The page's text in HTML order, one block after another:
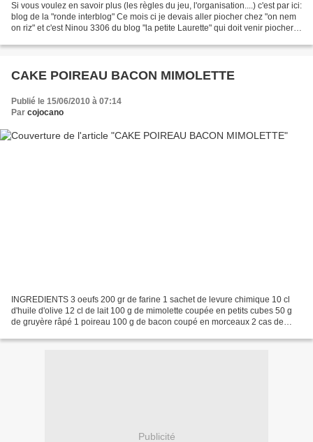
Si vous voulez en savoir plus (les règles du jeu, l'organisation....) c'est par ici:
blog de la "ronde interblog" Ce mois ci je devais aller piocher chez "on nem
on riz" et c'est Ninou 3306 du blog "la petite Laurette" qui doit venir piocher
CAKE POIREAU BACON MIMOLETTE
Publié le 15/06/2010 à 07:14
Par cojocano
INGREDIENTS 3 oeufs 200 gr de farine 1 sachet de levure chimique 10 cl
d'huile d'olive 12 cl de lait 100 g de mimolette coupée en petits cubes 50 g
de gruyère râpé 1 poireau 100 g de bacon coupé en morceaux 2 cas de
Publicité